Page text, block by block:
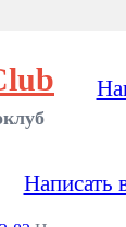
Написать